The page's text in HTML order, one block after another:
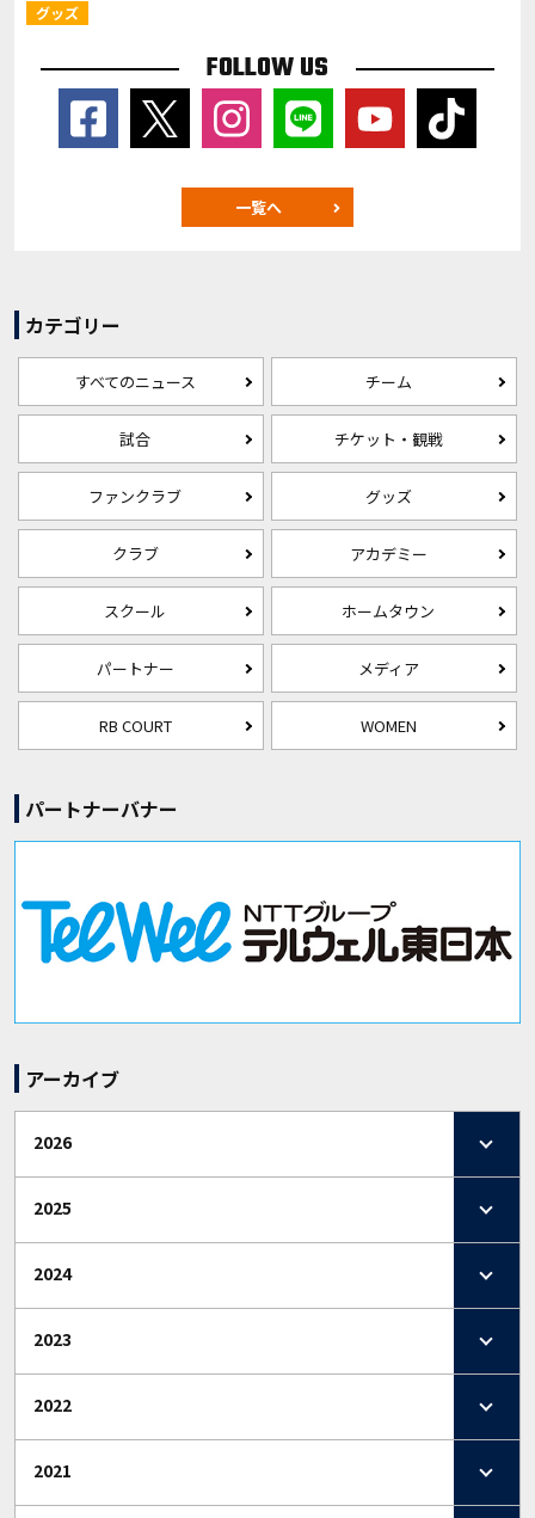
グッズ
FOLLOW US
一覧へ
カテゴリー
すべてのニュース チーム
試合 チケット・観戦
ファンクラブ グッズ
クラブ アカデミー
スクール ホームタウン
パートナー メディア
RB COURT WOMEN
パートナーバナー
アーカイブ
2026
2025
2024
2023
2022
2021